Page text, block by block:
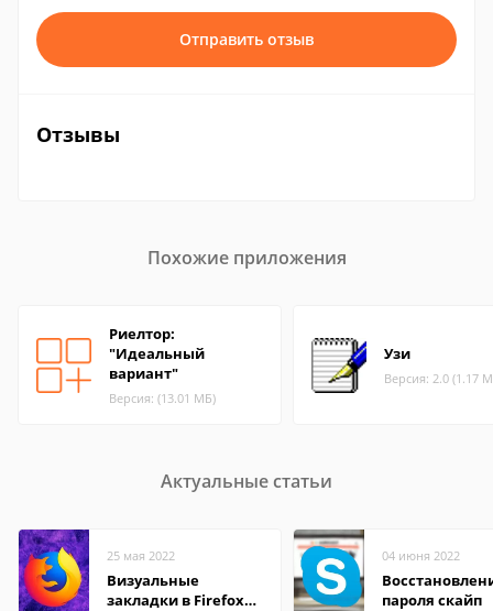
Отправить отзыв
Отзывы
Похожие приложения
Риелтор:
"Идеальный
вариант"
Версия: (13.01 МБ)
Узи
Версия: 2.0 (1.17
Актуальные статьи
25 мая 2022
Визуальные
закладки в Firefox
04 июня 2022
пароля скайп